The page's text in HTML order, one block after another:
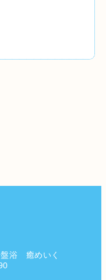
浴 癒めいく